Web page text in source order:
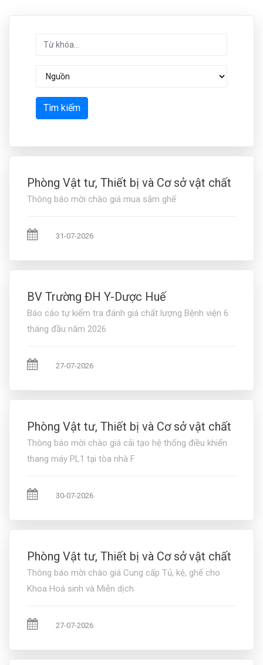
Tìm kiếm
Phòng Vật tư, Thiết bị và Cơ sở vật chất
Thông báo mời chào giá mua sắm ghế
31-07-2026
BV Trường ĐH Y-Dược Huế
Báo cáo tự kiểm tra đánh giá chất lượng Bệnh viện 6
tháng đầu năm 2026
27-07-2026
Phòng Vật tư, Thiết bị và Cơ sở vật chất
Thông báo mời chào giá cải tạo hệ thống điều khiển
thang máy PL1 tại tòa nhà F
30-07-2026
Phòng Vật tư, Thiết bị và Cơ sở vật chất
Thông báo mời chào giá Cung cấp Tủ, kệ, ghế cho
Khoa Hoá sinh và Miễn dịch
27-07-2026